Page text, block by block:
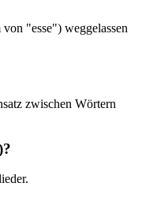
"esse") weggelassen
zwischen Wörtern